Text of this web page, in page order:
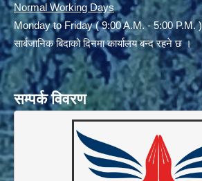
Normal Working Days
Monday to Friday ( 9:00 A.M. - 5:00 P.M. )
सार्बजानिक बिदाको दिनमा कार्यालय बन्द रहने छ ।
सम्पर्क विवरण